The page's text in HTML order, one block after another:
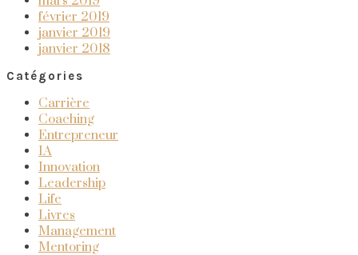
février 2019
janvier 2019
janvier 2018
Catégories
Carrière
Coaching
Entrepreneur
IA
Innovation
Leadership
Life
Livres
Management
Mentoring